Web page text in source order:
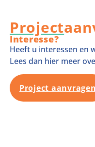
Project
Interesse?
Heeft u interessen en
Lees dan hier meer
Project aanvragen